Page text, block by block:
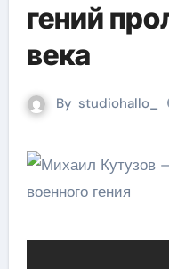
гений
века
By studiohallo_